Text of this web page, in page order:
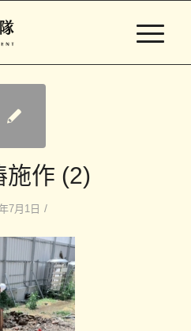
施作 (2)
7月1日 /